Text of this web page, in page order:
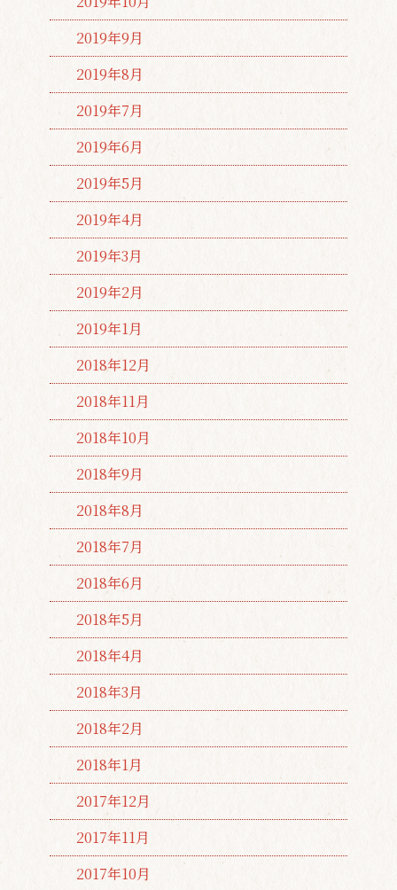
2019年9月
2019年8月
2019年7月
2019年6月
2019年5月
2019年4月
2019年3月
2019年2月
2019年1月
2018年12月
2018年11月
2018年10月
2018年9月
2018年8月
2018年7月
2018年6月
2018年5月
2018年4月
2018年3月
2018年2月
2018年1月
2017年12月
2017年11月
2017年10月